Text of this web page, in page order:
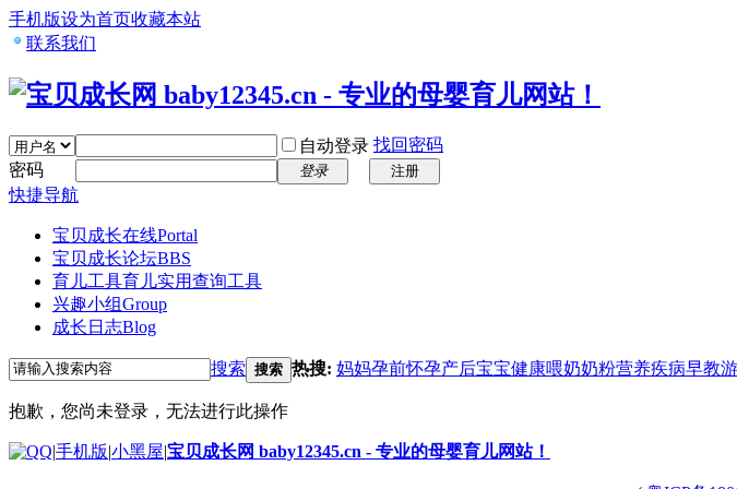
手机版设为首页收藏本站
联系我们
自动登录 找回密码
密码
登录 注册
快捷导航
宝贝成长在线Portal
宝贝成长论坛BBS
育儿工具育儿实用查询工具
兴趣小组Group
成长日志Blog
搜索 搜索 热搜: 妈妈孕前怀孕产后宝宝健康喂奶奶粉营养疾病早教
抱歉，您尚未登录，无法进行此操作
|手机版|小黑屋|宝贝成长网 baby12345.cn - 专业的母婴育儿网站！